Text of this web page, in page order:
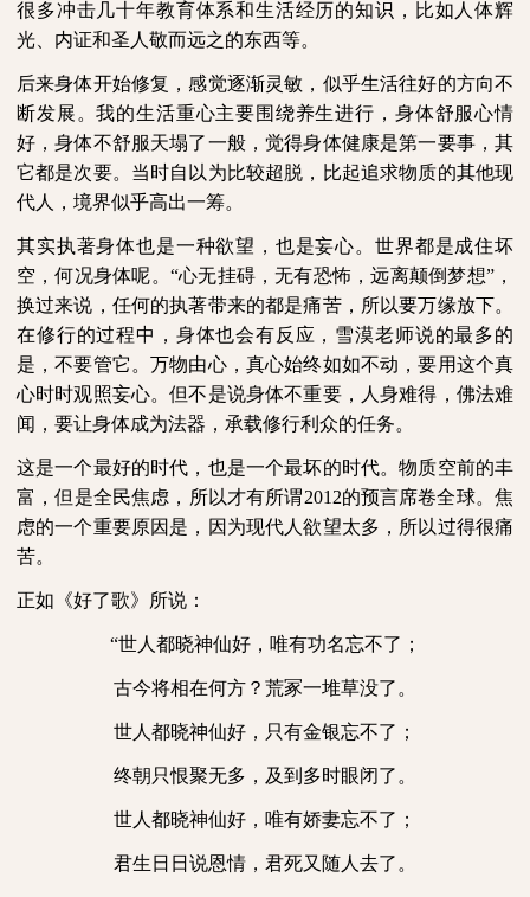
很多冲击几十年教育体系和生活经历的知识，比如人体辉
光、内证和圣人敬而远之的东西等。
后来身体开始修复，感觉逐渐灵敏，似乎生活往好的方向不
断发展。我的生活重心主要围绕养生进行，身体舒服心情
好，身体不舒服天塌了一般，觉得身体健康是第一要事，其
它都是次要。当时自以为比较超脱，比起追求物质的其他现
代人，境界似乎高出一筹。
其实执著身体也是一种欲望，也是妄心。世界都是成住坏
空，何况身体呢。“心无挂碍，无有恐怖，远离颠倒梦想”，
换过来说，任何的执著带来的都是痛苦，所以要万缘放下。
在修行的过程中，身体也会有反应，雪漠老师说的最多的
是，不要管它。万物由心，真心始终如如不动，要用这个真
心时时观照妄心。但不是说身体不重要，人身难得，佛法难
闻，要让身体成为法器，承载修行利众的任务。
这是一个最好的时代，也是一个最坏的时代。物质空前的丰
富，但是全民焦虑，所以才有所谓2012的预言席卷全球。焦
虑的一个重要原因是，因为现代人欲望太多，所以过得很痛
苦。
正如《好了歌》所说：
“世人都晓神仙好， 唯有功名忘不了；
古今将相在何方？ 荒冢一堆草没了。
世人都晓神仙好， 只有金银忘不了；
终朝只恨聚无多， 及到多时眼闭了。
世人都晓神仙好， 唯有娇妻忘不了；
君生日日说恩情， 君死又随人去了。